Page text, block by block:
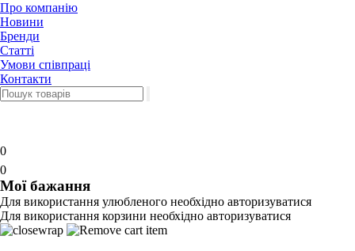
Про компанію
Новини
Бренди
Статті
Умови співпраці
Контакти
0
0
Мої бажання
Для використання улюбленого необхідно авторизуватися
Для використання корзини необхідно авторизуватися